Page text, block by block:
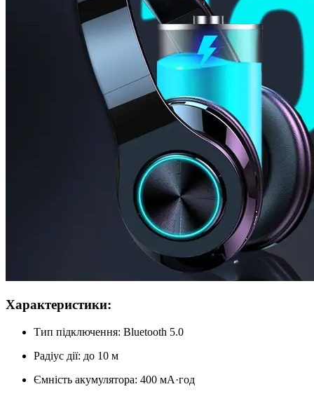
Характеристики:
Тип підключення: Bluetooth 5.0
Радіус дії: до 10 м
Ємність акумулятора: 400 мА·год